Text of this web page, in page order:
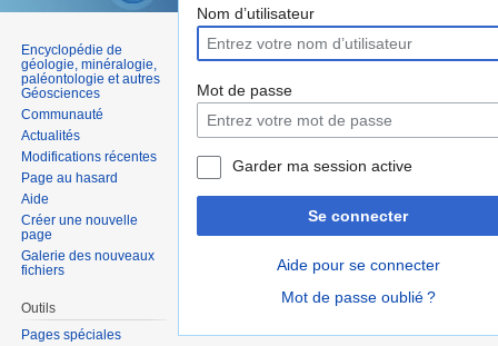
Nom d’utilisateur
Mot de passe
Garder ma session active
Se connecter
Aide pour se connecter
Mot de passe oublié ?
Encyclopédie de
géologie, minéralogie,
paléontologie et autres
Géosciences
Communauté
Actualités
Modifications récentes
Page au hasard
Aide
Créer une nouvelle
page
Galerie des nouveaux
fichiers
Outils
Pages spéciales